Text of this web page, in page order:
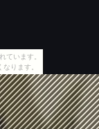
ています。
ります。